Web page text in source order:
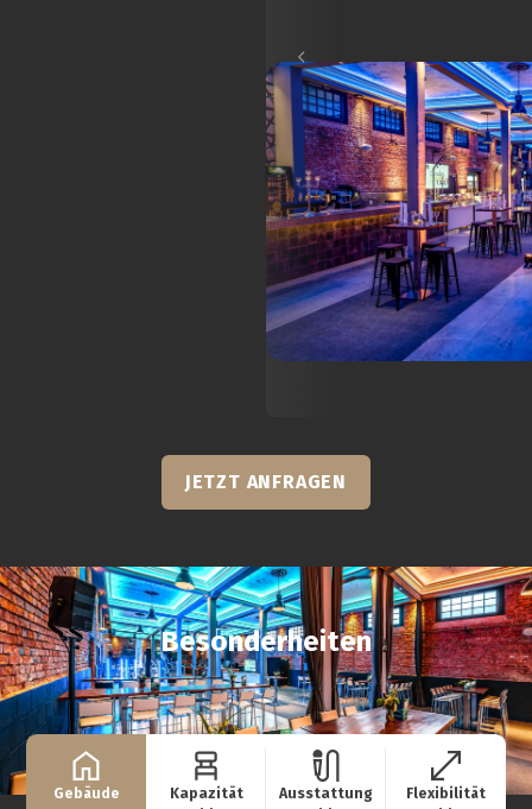
JETZT ANFRAGEN
Besonderheiten
Gebäude Kapazität Ausstattung Flexibilität